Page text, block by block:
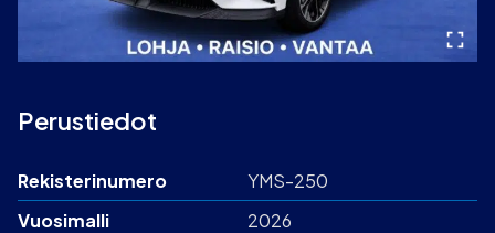
Perustiedot
Rekisterinumero
YMS-250
Vuosimalli
2026